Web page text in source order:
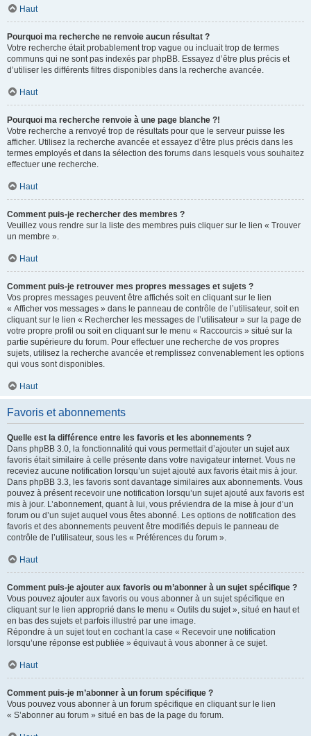
Haut
Pourquoi ma recherche ne renvoie aucun résultat ?
Votre recherche était probablement trop vague ou incluait trop de termes
communs qui ne sont pas indexés par phpBB. Essayez d’être plus précis et
d’utiliser les différents filtres disponibles dans la recherche avancée.
Haut
Pourquoi ma recherche renvoie à une page blanche ?!
Votre recherche a renvoyé trop de résultats pour que le serveur puisse les
afficher. Utilisez la recherche avancée et essayez d’être plus précis dans les
termes employés et dans la sélection des forums dans lesquels vous souhaitez
effectuer une recherche.
Haut
Comment puis-je rechercher des membres ?
Veuillez vous rendre sur la liste des membres puis cliquer sur le lien « Trouver
un membre ».
Haut
Comment puis-je retrouver mes propres messages et sujets ?
Vos propres messages peuvent être affichés soit en cliquant sur le lien
« Afficher vos messages » dans le panneau de contrôle de l’utilisateur, soit en
cliquant sur le lien « Rechercher les messages de l’utilisateur » sur la page de
votre propre profil ou soit en cliquant sur le menu « Raccourcis » situé sur la
partie supérieure du forum. Pour effectuer une recherche de vos propres
sujets, utilisez la recherche avancée et remplissez convenablement les options
qui vous sont disponibles.
Haut
Favoris et abonnements
Quelle est la différence entre les favoris et les abonnements ?
Dans phpBB 3.0, la fonctionnalité qui vous permettait d’ajouter un sujet aux
favoris était similaire à celle présente dans votre navigateur internet. Vous ne
receviez aucune notification lorsqu’un sujet ajouté aux favoris était mis à jour.
Dans phpBB 3.3, les favoris sont davantage similaires aux abonnements. Vous
pouvez à présent recevoir une notification lorsqu’un sujet ajouté aux favoris est
mis à jour. L’abonnement, quant à lui, vous préviendra de la mise à jour d’un
forum ou d’un sujet auquel vous êtes abonné. Les options de notification des
favoris et des abonnements peuvent être modifiés depuis le panneau de
contrôle de l’utilisateur, sous les « Préférences du forum ».
Haut
Comment puis-je ajouter aux favoris ou m’abonner à un sujet spécifique ?
Vous pouvez ajouter aux favoris ou vous abonner à un sujet spécifique en
cliquant sur le lien approprié dans le menu « Outils du sujet », situé en haut et
en bas des sujets et parfois illustré par une image.
Répondre à un sujet tout en cochant la case « Recevoir une notification
lorsqu’une réponse est publiée » équivaut à vous abonner à ce sujet.
Haut
Comment puis-je m’abonner à un forum spécifique ?
Vous pouvez vous abonner à un forum spécifique en cliquant sur le lien
« S’abonner au forum » situé en bas de la page du forum.